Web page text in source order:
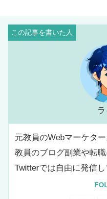
元教員のWebマーケター
教員のブログ副業や転
Twitterでは自由に発信し